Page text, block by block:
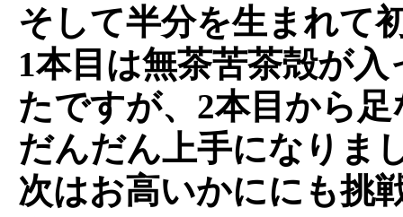
そして半分を生まれて
1本目は無茶苦茶殻が
たですが、2本目から
だんだん上手になりま
次はお高いかににも挑